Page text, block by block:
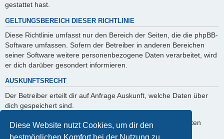
Diese Website nutzt Cookies, um dir den
bestmöglichen Komfort bei der Nutzung zu
gestattet hast.
GELTUNGSBEREICH DIESER RICHTLINIE
Diese Richtlinie umfasst nur den Bereich der Seiten, die die phpBB-
Software umfassen. Sofern der Betreiber in anderen Bereichen
seiner Software weitere personenbezogene Daten verarbeitet, wird
er dich darüber gesondert informieren.
AUSKUNFTSRECHT
Der Betreiber erteilt dir auf Anfrage Auskunft, welche Daten über
dich gespeichert sind.
Du kannst jederzeit die Löschung bzw. Sperrung deiner Daten
verlangen. Kontaktiere hierzu bitte den Betreiber.